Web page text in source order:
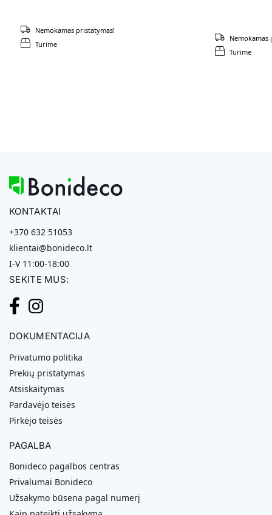
Turime
Nemokamas pristatymas!
Turime
Nemokamas
KONTAKTAI
+370 632 51053
klientai@bonideco.lt
I-V 11:00-18:00
SEKITE MUS:
DOKUMENTACIJA
Privatumo politika
Prekių pristatymas
Atsiskaitymas
Pardavėjo teisės
Pirkėjo teisės
PAGALBA
Bonideco pagalbos centras
Privalumai Bonideco
Užsakymo būsena pagal numerį